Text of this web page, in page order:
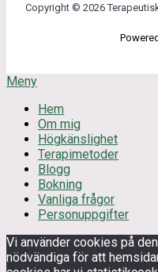
Copyright © 2026
Meny
Hem
Om mig
Högkänslighet
Terapimetoder
Blogg
Bokning
Vanliga frågor
Personuppgifter
Vi använder cookies på
nödvändiga för att